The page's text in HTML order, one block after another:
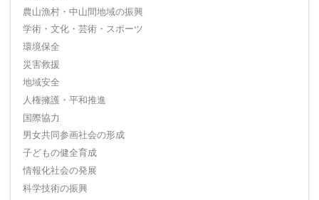
農山漁村・中山間地域の振興
学術・文化・芸術・スポーツ
環境保全
災害救援
地域安全
人権擁護・平和推進
国際協力
男女共同参画社会の形成
子どもの健全育成
情報化社会の発展
科学技術の振興